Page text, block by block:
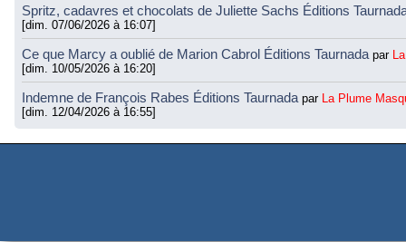
Spritz, cadavres et chocolats de Juliette Sachs Éditions
[dim. 07/06/2026 à 16:07]
Ce que Marcy a oublié de Marion Cabrol Éditions Taurnada par
[dim. 10/05/2026 à 16:20]
Indemne de François Rabes Éditions Taurnada par La Plume
[dim. 12/04/2026 à 16:55]